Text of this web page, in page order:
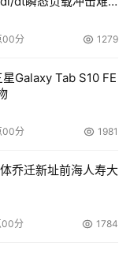
Intrepid FICON
场。该产品采用了
言之，可将ESCON
00分 1279
Galaxy Tab S10 FE
00分 1981
乔迁新址前海人寿大
00分 1784